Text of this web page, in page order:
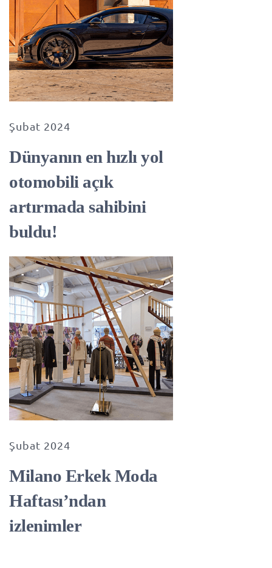
Şubat 2024
Dünyanın en hızlı yol
otomobili açık
artırmada sahibini
buldu!
Şubat 2024
Milano Erkek Moda
Haftası’ndan
izlenimler